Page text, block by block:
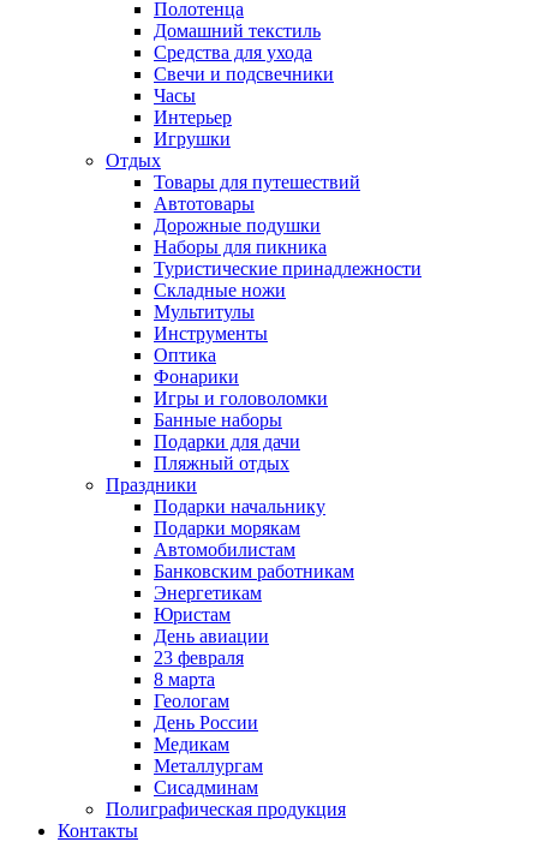
Полотенца
Домашний текстиль
Средства для ухода
Свечи и подсвечники
Часы
Интерьер
Игрушки
Отдых
Товары для путешествий
Автотовары
Дорожные подушки
Наборы для пикника
Туристические принадлежности
Складные ножи
Мультитулы
Инструменты
Оптика
Фонарики
Игры и головоломки
Банные наборы
Подарки для дачи
Пляжный отдых
Праздники
Подарки начальнику
Подарки морякам
Автомобилистам
Банковским работникам
Энергетикам
Юристам
День авиации
23 февраля
8 марта
Геологам
День России
Медикам
Металлургам
Сисадминам
Полиграфическая продукция
Контакты